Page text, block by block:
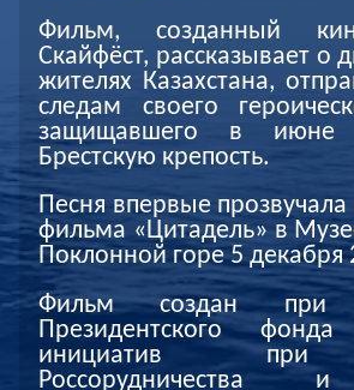
Фильм, созданный
Скайфёст, рассказывает о
жителях Казахстана,
следам своего
защищавшего в июне
Брестскую крепость.
Песня впервые
фильма «Цитадель» в
Поклонной горе 5 декабря
Фильм создан при
Президентского фонда
инициатив при
Россорудничества